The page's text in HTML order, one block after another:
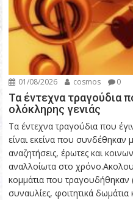
01/08/2026 cosmos 0
Τα έντεχνα τραγούδια
ολόκληρης γενιάς
Τα έντεχνα τραγούδια που
είναι εκείνα που συνδέθηκαν
αναζητήσεις, έρωτες και
αναλλοίωτα στο
κομμάτια που τραγουδήθηκαν
συναυλίες, φοιτητικά δωμάτια